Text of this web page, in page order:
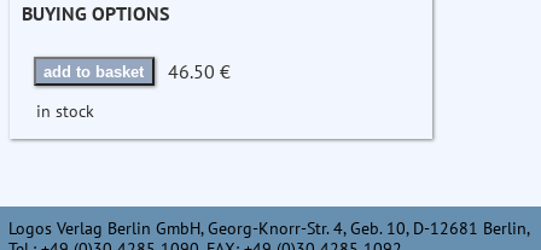
BUYING OPTIONS
add to basket 46.50 €
in stock
Logos Verlag Berlin GmbH, Georg-Knorr-Str. 4, Geb. 10, D-12681 Berlin,